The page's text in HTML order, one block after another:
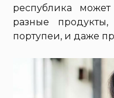
республика
разные
портупеи, и даже